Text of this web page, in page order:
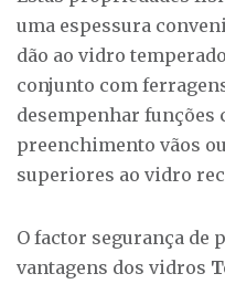
uma espessura
dão ao vidro
conjunto com
desempenhar funções
preenchimento vãos
superiores ao vidro
O factor segurança de
vantagens dos vidros